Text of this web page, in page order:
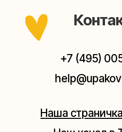
(как пройти)
Мастерская на Плющихе
+7 (980) 495-03-13